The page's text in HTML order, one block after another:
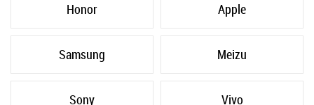
Honor Apple
Samsung Meizu
Sony Vivo